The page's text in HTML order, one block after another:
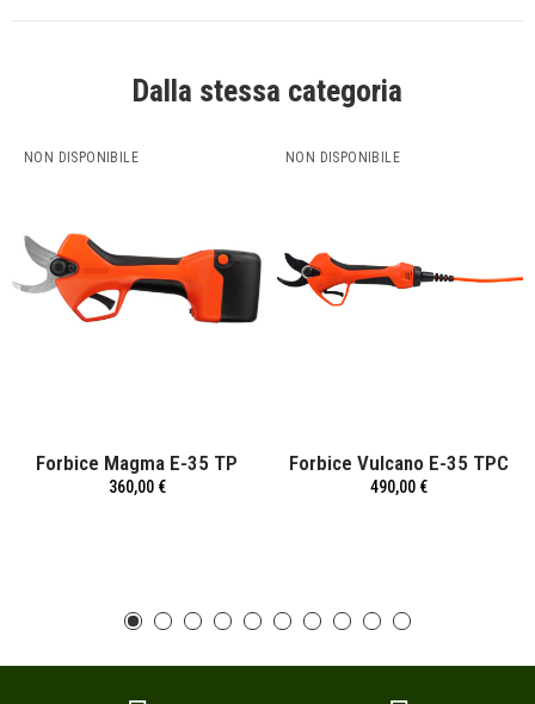
Dalla stessa categoria
NON DISPONIBILE
Forbice Magma E-35 TP
360,00 €
NON DISPONIBILE
Forbice Vulcano E-35 TPC
490,00 €